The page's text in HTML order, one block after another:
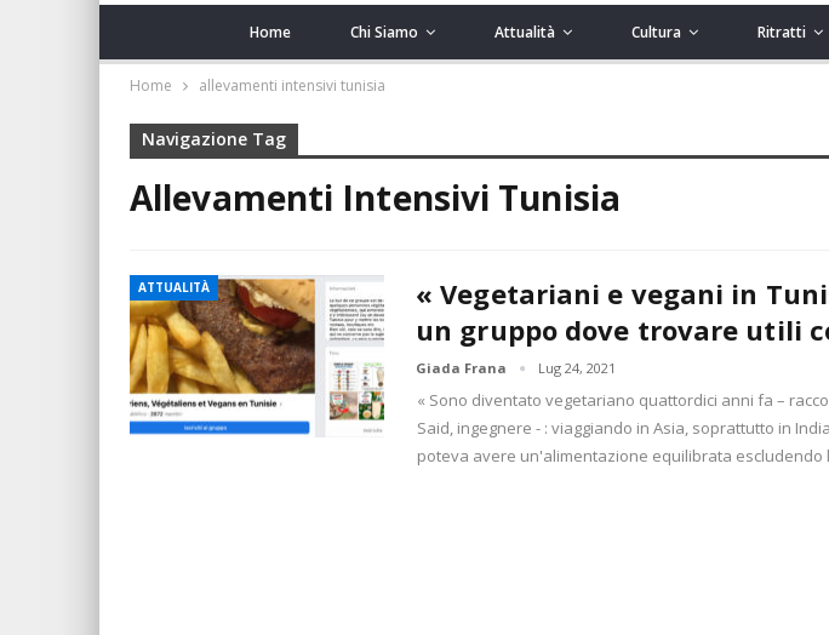
Home Chi Siamo Attualità Cultura Ritratti
Home allevamenti intensivi tunisia
Navigazione Tag
Allevamenti Intensivi Tunisia
ATTUALITÀ
« Vegetariani e vegani in
un gruppo dove trovare utili
Giada Frana Lug 24, 2021
« Sono diventato vegetariano quattordici anni fa –
Said, ingegnere - : viaggiando in Asia, soprattutto in
poteva avere un'alimentazione equilibrata escludendo